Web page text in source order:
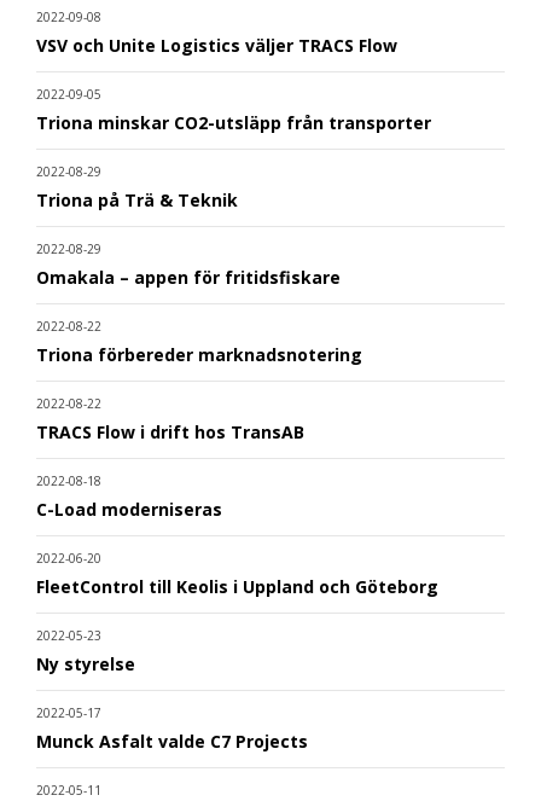
2022-09-08
VSV och Unite Logistics väljer TRACS Flow
2022-09-05
Triona minskar CO2-utsläpp från transporter
2022-08-29
Triona på Trä & Teknik
2022-08-29
Omakala – appen för fritidsfiskare
2022-08-22
Triona förbereder marknadsnotering
2022-08-22
TRACS Flow i drift hos TransAB
2022-08-18
C-Load moderniseras
2022-06-20
FleetControl till Keolis i Uppland och Göteborg
2022-05-23
Ny styrelse
2022-05-17
Munck Asfalt valde C7 Projects
2022-05-11